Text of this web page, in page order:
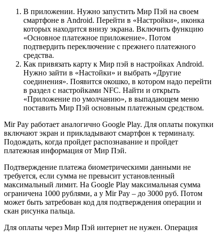
В приложении. Нужно запустить Мир Пэй на своем
смартфоне в Android. Перейти в «Настройки», иконка
которых находится внизу экрана. Включить функцию
«Основное платежное приложение». Потом
подтвердить переключение с прежнего платежного
средства.
Как привязать карту к Мир пэй в настройках Android.
Нужно зайти в «Настойки» и выбрать «Другие
соединения». Появится окошко, в котором надо перейти
в раздел с настройками NFC. Найти и открыть
«Приложение по умолчанию», в выпадающем меню
поставить Мир Пэй основным платежным средством.
Mir Pay работает аналогично Google Play. Для оплаты покупки
включают экран и прикладывают смартфон к терминалу.
Подождать, когда пройдет распознавание и пройдет
платежная информация от Мир Пэй.
Подтверждение платежа биометрическими данными не
требуется, если сумма не превысит установленный
максимальный лимит. На Google Play максимальная сумма
ограничена 1000 рублями, а у Mir Pay – до 3000 руб. Потом
может быть затребован код для подтверждения операции и
скан рисунка пальца.
Для оплаты через Мир Пэй интернет не нужен. Операция